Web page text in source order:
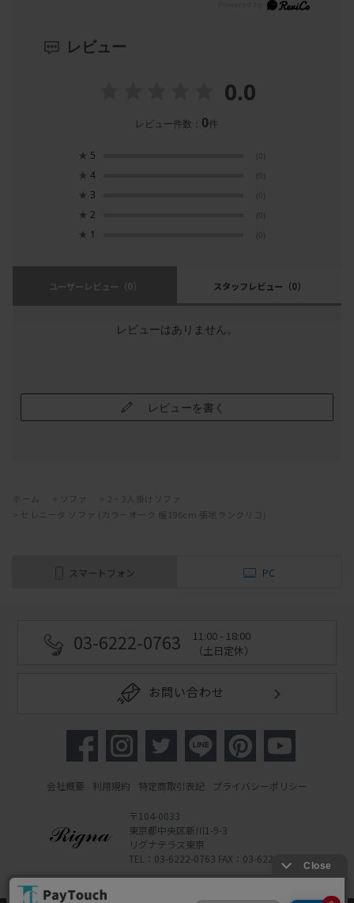
レビュー
0.0
レビュー件数： 0件
★ 5 (0)
★ 4 (0)
★ 3 (0)
★ 2 (0)
★ 1 (0)
ユーザーレビュー （0） スタッフレビュー （0）
レビューはありません。
レビューを書く
ホーム ソファ
2・3人掛けソファ
セレニータ ソファ (カラーオーク 幅196cm 張地ランクリコ)
スマートフォン PC
03-6222-0763
11:00 - 18:00
（土日定休）
お問い合わせ
会社概要 利用規約 特定商取引表記 プライバシーポリシー
〒104-0033
東京都中央区新川1-9-3
リグナテラス東京
TEL：03-6222-0763 FAX：03-6222-0762
Powered by Watahan Partners Co., Ltd.